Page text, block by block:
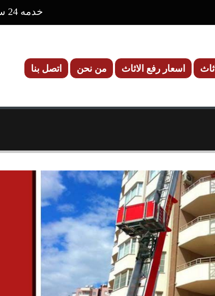
خدمه 24 ساعه
اسعار رفع الاثاث من نحن اتصل بنا